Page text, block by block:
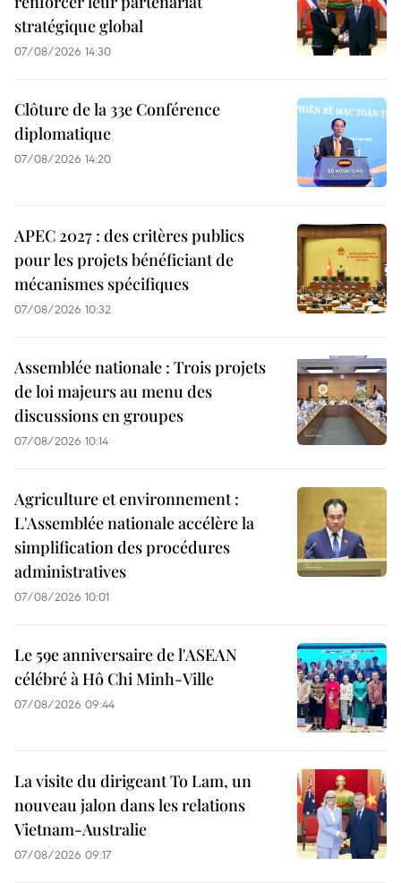
stratégique global
07/08/2026 14:30
Clôture de la 33e Conférence
diplomatique
07/08/2026 14:20
APEC 2027 : des critères publics
pour les projets bénéficiant de
mécanismes spécifiques
07/08/2026 10:32
Assemblée nationale : Trois projets
de loi majeurs au menu des
discussions en groupes
07/08/2026 10:14
Agriculture et environnement :
L'Assemblée nationale accélère la
simplification des procédures
administratives
07/08/2026 10:01
Le 59e anniversaire de l'ASEAN
célébré à Hô Chi Minh-Ville
07/08/2026 09:44
La visite du dirigeant To Lam, un
nouveau jalon dans les relations
Vietnam-Australie
07/08/2026 09:17